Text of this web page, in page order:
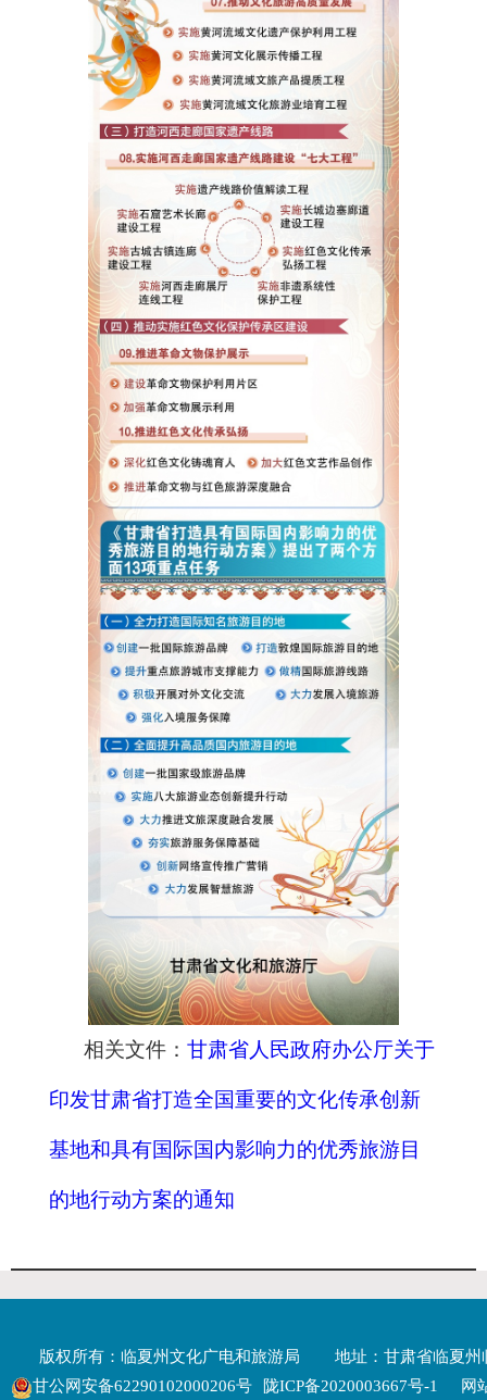
相关文件： 甘肃省人民政府办公厅关于
印发甘肃省打造全国重要的文化传承创新
基地和具有国际国内影响力的优秀旅游目
的地行动方案的通知
版权所有：临夏州文化广电和旅游局
地址：甘肃省临夏州
甘公网安备62290102000206号
陇ICP备2020003667号-1 网